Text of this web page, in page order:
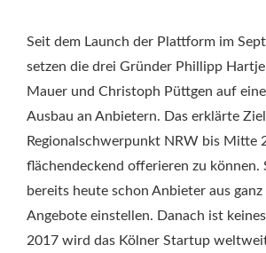
Seit dem Launch der Plattform im
setzen die drei Gründer Phillipp
Mauer und Christoph Püttgen auf
Ausbau an Anbietern. Das erklärte
Regionalschwerpunkt NRW bis Mitte
flächendeckend offerieren zu können.
bereits heute schon Anbieter aus
Angebote einstellen. Danach ist
2017 wird das Kölner Startup